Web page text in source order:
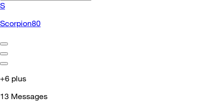
S
Scorpion80
+6 plus
13 Messages